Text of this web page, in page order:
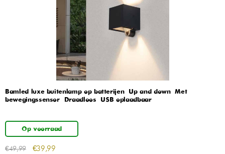
Bamled luxe buitenlamp op batterijen – Up and down – Met
bewegingssensor – Draadloos – USB oplaadbaar
Op voorraad
€49,99 €39,99